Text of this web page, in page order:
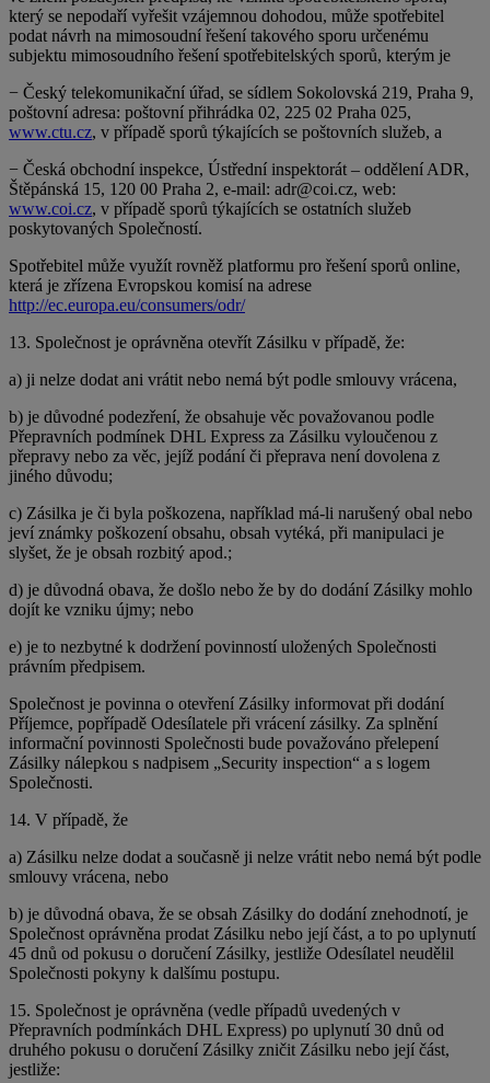
který se nepodaří vyřešit vzájemnou dohodou, může spotřebitel
podat návrh na mimosoudní řešení takového sporu určenému
subjektu mimosoudního řešení spotřebitelských sporů, kterým je
− Český telekomunikační úřad, se sídlem Sokolovská 219, Praha 9,
poštovní adresa: poštovní přihrádka 02, 225 02 Praha 025,
www.ctu.cz, v případě sporů týkajících se poštovních služeb, a
− Česká obchodní inspekce, Ústřední inspektorát – oddělení ADR,
Štěpánská 15, 120 00 Praha 2, e-mail: adr@coi.cz, web:
www.coi.cz, v případě sporů týkajících se ostatních služeb
poskytovaných Společností.
Spotřebitel může využít rovněž platformu pro řešení sporů online,
která je zřízena Evropskou komisí na adrese
http://ec.europa.eu/consumers/odr/
13. Společnost je oprávněna otevřít Zásilku v případě, že:
a) ji nelze dodat ani vrátit nebo nemá být podle smlouvy vrácena,
b) je důvodné podezření, že obsahuje věc považovanou podle
Přepravních podmínek DHL Express za Zásilku vyloučenou z
přepravy nebo za věc, jejíž podání či přeprava není dovolena z
jiného důvodu;
c) Zásilka je či byla poškozena, například má-li narušený obal nebo
jeví známky poškození obsahu, obsah vytéká, při manipulaci je
slyšet, že je obsah rozbitý apod.;
d) je důvodná obava, že došlo nebo že by do dodání Zásilky mohlo
dojít ke vzniku újmy; nebo
e) je to nezbytné k dodržení povinností uložených Společnosti
právním předpisem.
Společnost je povinna o otevření Zásilky informovat při dodání
Příjemce, popřípadě Odesílatele při vrácení zásilky. Za splnění
informační povinnosti Společnosti bude považováno přelepení
Zásilky nálepkou s nadpisem „Security inspection“ a s logem
Společnosti.
14. V případě, že
a) Zásilku nelze dodat a současně ji nelze vrátit nebo nemá být podle
smlouvy vrácena, nebo
b) je důvodná obava, že se obsah Zásilky do dodání znehodnotí, je
Společnost oprávněna prodat Zásilku nebo její část, a to po uplynutí
45 dnů od pokusu o doručení Zásilky, jestliže Odesílatel neudělil
Společnosti pokyny k dalšímu postupu.
15. Společnost je oprávněna (vedle případů uvedených v
Přepravních podmínkách DHL Express) po uplynutí 30 dnů od
druhého pokusu o doručení Zásilky zničit Zásilku nebo její část,
jestliže: